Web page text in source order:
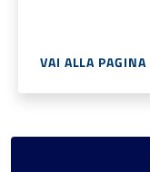
VAI ALLA PAGINA